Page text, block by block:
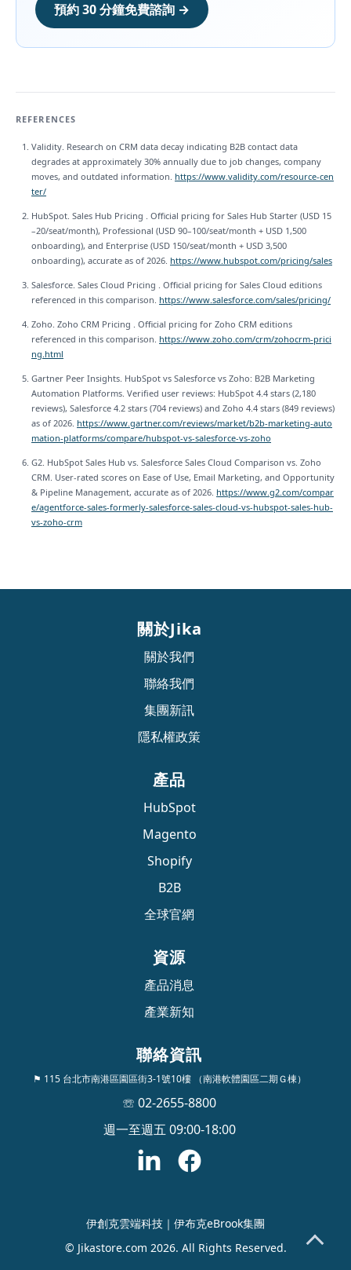
預約 30 分鐘免費諮詢 →
REFERENCES
Validity. Research on CRM data decay indicating B2B contact data
degrades at approximately 30% annually due to job changes, company
moves, and outdated information. https://www.validity.com/resource-cen
ter/
HubSpot. Sales Hub Pricing . Official pricing for Sales Hub Starter (USD 15
–20/seat/month), Professional (USD 90–100/seat/month + USD 1,500
onboarding), and Enterprise (USD 150/seat/month + USD 3,500
onboarding), accurate as of 2026. https://www.hubspot.com/pricing/sales
Salesforce. Sales Cloud Pricing . Official pricing for Sales Cloud editions
referenced in this comparison. https://www.salesforce.com/sales/pricing/
Zoho. Zoho CRM Pricing . Official pricing for Zoho CRM editions
referenced in this comparison. https://www.zoho.com/crm/zohocrm-prici
ng.html
Gartner Peer Insights. HubSpot vs Salesforce vs Zoho: B2B Marketing
Automation Platforms. Verified user reviews: HubSpot 4.4 stars (2,180
reviews), Salesforce 4.2 stars (704 reviews) and Zoho 4.4 stars (849 reviews)
as of 2026. https://www.gartner.com/reviews/market/b2b-marketing-auto
mation-platforms/compare/hubspot-vs-salesforce-vs-zoho
G2. HubSpot Sales Hub vs. Salesforce Sales Cloud Comparison vs. Zoho
CRM. User-rated scores on Ease of Use, Email Marketing, and Opportunity
& Pipeline Management, accurate as of 2026. https://www.g2.com/compar
e/agentforce-sales-formerly-salesforce-sales-cloud-vs-hubspot-sales-hub-
vs-zoho-crm
關於Jika
關於我們
聯絡我們
集團新訊
隱私權政策
產品
HubSpot
Magento
Shopify
B2B
全球官網
資源
產品消息
產業新知
聯絡資訊
⚑ 115 台北市南港區園區街3-1號10樓 （南港軟體園區二期Ｇ棟）
☏ 02-2655-8800
週一至週五 09:00-18:00
伊創克雲端科技｜伊布克eBrook集團
© Jikastore.com 2026. All Rights Reserved.